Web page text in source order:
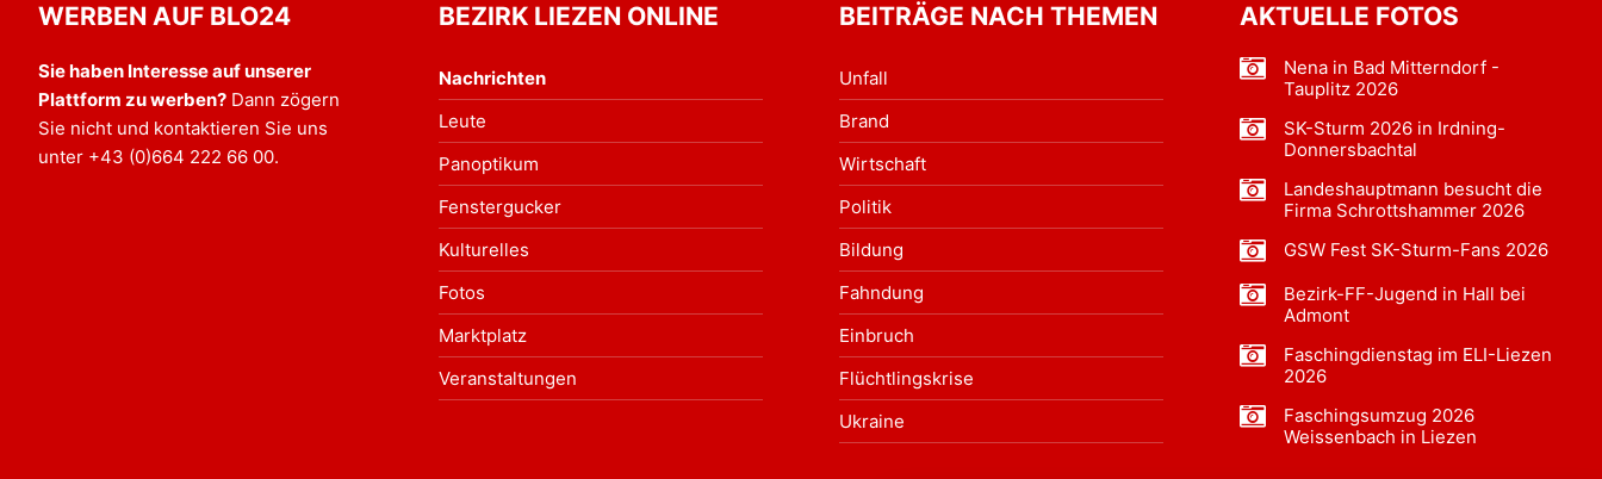
WERBEN AUF BLO24
Sie haben Interesse auf unserer
Plattform zu werben? Dann zögern
Sie nicht und kontaktieren Sie uns
unter +43 (0)664 222 66 00.
BEZIRK LIEZEN ONLINE
Nachrichten
Leute
Panoptikum
Fenstergucker
Kulturelles
Fotos
Marktplatz
Veranstaltungen
BEITRÄGE NACH THEMEN
Unfall
Brand
Wirtschaft
Politik
Bildung
Fahndung
Einbruch
Flüchtlingskrise
Ukraine
AKTUELLE FOTOS
Nena in Bad Mitterndorf -
Tauplitz 2026
SK-Sturm 2026 in Irdning-
Donnersbachtal
Landeshauptmann besucht die
Firma Schrottshammer 2026
GSW Fest SK-Sturm-Fans 2026
Bezirk-FF-Jugend in Hall bei
Admont
Faschingdienstag im ELI-Liezen
2026
Faschingsumzug 2026
Weissenbach in Liezen